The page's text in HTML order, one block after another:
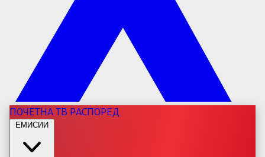
ПОЧЕТНАТВ РАСПОРЕД
ЕМИСИИ